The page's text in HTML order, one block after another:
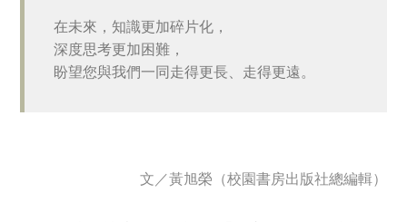
在未來，知識更加碎片化，
深度思考更加困難，
盼望您與我們一同走得更長、走得更遠。
文／黃旭榮（校園書房出版社總編輯）